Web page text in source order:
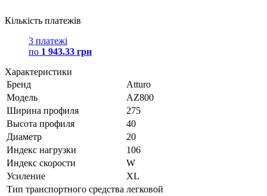
Кількість платежів
3 платежі
по 1 943.33 грн
Характеристики
Бренд
Atturo
Модель
AZ800
Ширина профиля
275
Высота профиля
40
Диаметр
20
Индекс нагрузки
106
Индекс скорости
W
Усиление
XL
Тип транспортного средства легковой